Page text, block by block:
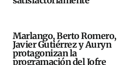
Marlango, Berto Romero,
Javier Gutiérrez y Auryn
protagonizan la
programación del Jofre